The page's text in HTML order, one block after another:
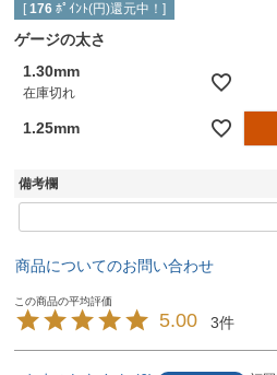
[ 176 ﾎﾟｲﾝﾄ(円)還元中！]
ゲージの太さ
1.30mm
在庫切れ
1.25mm
備考欄
商品についてのお問い合わせ
5.00 3